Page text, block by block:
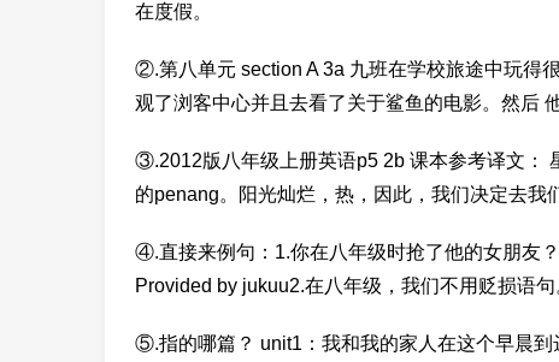
在度假。
②.第八单元 section A 3a 九班在学校旅途中玩得
观了浏客中心并且去看了关于鲨鱼的电影。然后
③.2012版八年级上册英语p5 2b 课本参考译文：
的penang。阳光灿烂，热，因此，我们决定去我
④.直接来例句：1.你在八年级时抢了他的女朋友
Provided by jukuu2.在八年级，我们不用贬损语句
⑤.指的哪篇？ unit1：我和我的家人在这个早晨